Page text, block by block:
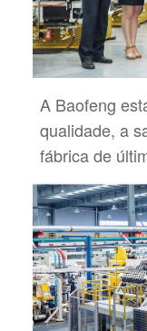
A Baofeng
qualidade, a
fábrica de